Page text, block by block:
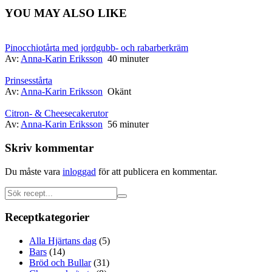
YOU MAY ALSO LIKE
Pinocchiotårta med jordgubb- och rabarberkräm
Av: Anna-Karin Eriksson 40 minuter
Prinsesstårta
Av: Anna-Karin Eriksson Okänt
Citron- & Cheesecakerutor
Av: Anna-Karin Eriksson 56 minuter
Skriv kommentar
Du måste vara inloggad för att publicera en kommentar.
Receptkategorier
Alla Hjärtans dag (5)
Bars (14)
Bröd och Bullar(31)